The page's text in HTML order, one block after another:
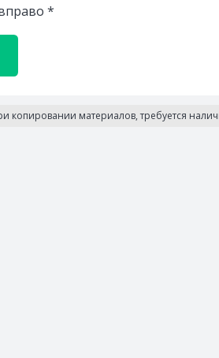
*
копировании материалов, требуется